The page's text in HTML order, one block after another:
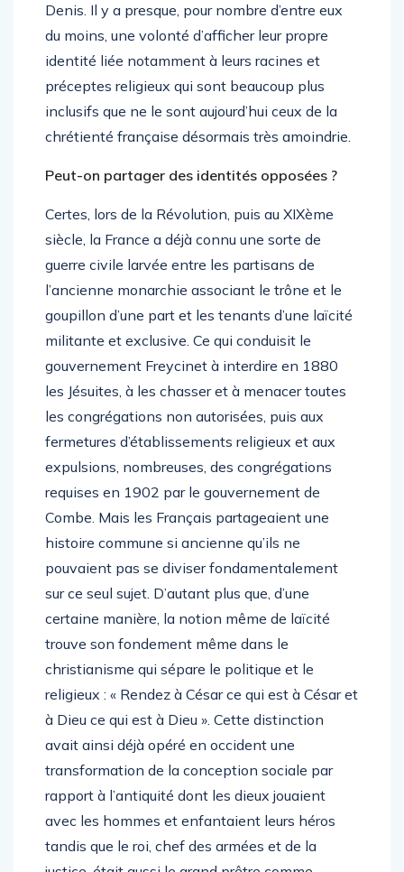
Denis. Il y a presque, pour nombre d’entre eux
du moins, une volonté d’afficher leur propre
identité liée notamment à leurs racines et
préceptes religieux qui sont beaucoup plus
inclusifs que ne le sont aujourd’hui ceux de la
chrétienté française désormais très amoindrie.
Peut-on partager des identités opposées ?
Certes, lors de la Révolution, puis au XIXème
siècle, la France a déjà connu une sorte de
guerre civile larvée entre les partisans de
l’ancienne monarchie associant le trône et le
goupillon d’une part et les tenants d’une laïcité
militante et exclusive. Ce qui conduisit le
gouvernement Freycinet à interdire en 1880
les Jésuites, à les chasser et à menacer toutes
les congrégations non autorisées, puis aux
fermetures d’établissements religieux et aux
expulsions, nombreuses, des congrégations
requises en 1902 par le gouvernement de
Combe. Mais les Français partageaient une
histoire commune si ancienne qu’ils ne
pouvaient pas se diviser fondamentalement
sur ce seul sujet. D’autant plus que, d’une
certaine manière, la notion même de laïcité
trouve son fondement même dans le
christianisme qui sépare le politique et le
religieux : « Rendez à César ce qui est à César et
à Dieu ce qui est à Dieu ». Cette distinction
avait ainsi déjà opéré en occident une
transformation de la conception sociale par
rapport à l’antiquité dont les dieux jouaient
avec les hommes et enfantaient leurs héros
tandis que le roi, chef des armées et de la